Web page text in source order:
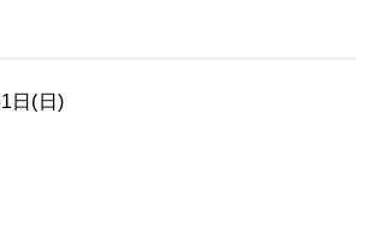
日(日)